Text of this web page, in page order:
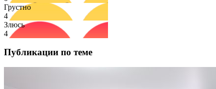
Грустно
4
Злюсь
4
Публикации по теме